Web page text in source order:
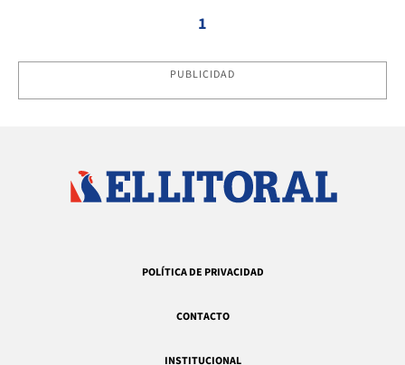
1
PUBLICIDAD
POLÍTICA DE PRIVACIDAD
CONTACTO
INSTITUCIONAL